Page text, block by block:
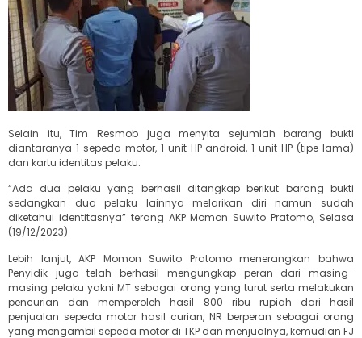
Selain itu, Tim Resmob juga menyita sejumlah barang bukti
diantaranya 1 sepeda motor, 1 unit HP android, 1 unit HP (tipe lama)
dan kartu identitas pelaku.
“Ada dua pelaku yang berhasil ditangkap berikut barang bukti
sedangkan dua pelaku lainnya melarikan diri namun sudah
diketahui identitasnya” terang AKP Momon Suwito Pratomo, Selasa
(19/12/2023)
Lebih lanjut, AKP Momon Suwito Pratomo menerangkan bahwa
Penyidik juga telah berhasil mengungkap peran dari masing-
masing pelaku yakni MT sebagai orang yang turut serta melakukan
pencurian dan memperoleh hasil 800 ribu rupiah dari hasil
penjualan sepeda motor hasil curian, NR berperan sebagai orang
yang mengambil sepeda motor di TKP dan menjualnya, kemudian FJ